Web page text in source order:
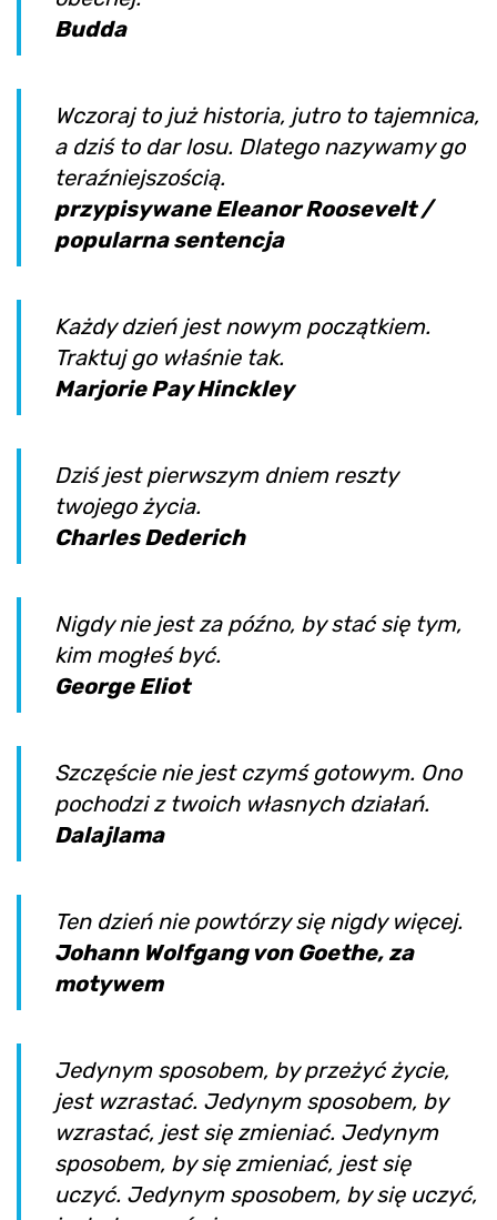
Budda
Wczoraj to już historia, jutro to tajemnica,
a dziś to dar losu. Dlatego nazywamy go
teraźniejszością.
przypisywane Eleanor Roosevelt /
popularna sentencja
Każdy dzień jest nowym początkiem.
Traktuj go właśnie tak.
Marjorie Pay Hinckley
Dziś jest pierwszym dniem reszty
twojego życia.
Charles Dederich
Nigdy nie jest za późno, by stać się tym,
kim mogłeś być.
George Eliot
Szczęście nie jest czymś gotowym. Ono
pochodzi z twoich własnych działań.
Dalajlama
Ten dzień nie powtórzy się nigdy więcej.
Johann Wolfgang von Goethe, za
motywem
Jedynym sposobem, by przeżyć życie,
jest wzrastać. Jedynym sposobem, by
wzrastać, jest się zmieniać. Jedynym
sposobem, by się zmieniać, jest się
uczyć. Jedynym sposobem, by się uczyć,